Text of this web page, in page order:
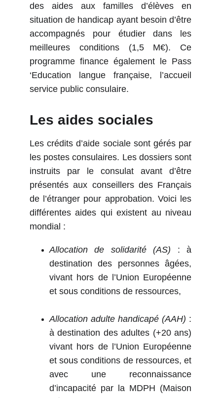
des aides aux familles d’élèves en
situation de handicap ayant besoin d’être
accompagnés pour étudier dans les
meilleures conditions (1,5 M€). Ce
programme finance également le Pass
‘Education langue française, l’accueil
service public consulaire.
Les aides sociales
Les crédits d’aide sociale sont gérés par
les postes consulaires. Les dossiers sont
instruits par le consulat avant d’être
présentés aux conseillers des Français
de l’étranger pour approbation. Voici les
différentes aides qui existent au niveau
mondial :
Allocation de solidarité (AS) : à
destination des personnes âgées,
vivant hors de l’Union Européenne
et sous conditions de ressources,
Allocation adulte handicapé (AAH) :
à destination des adultes (+20 ans)
vivant hors de l’Union Européenne
et sous conditions de ressources, et
avec une reconnaissance
d’incapacité par la MDPH (Maison